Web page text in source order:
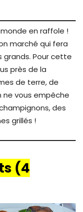
en raffole !
marché qui fera
Pour cette
près de la
de terre, de
ne vous empêche
des
grillés !
(4